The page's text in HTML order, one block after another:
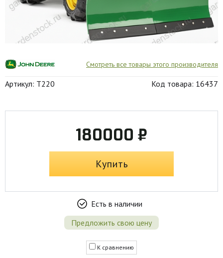
Смотреть все товары этого производителя
Артикул: T220 Код товара: 16437
180000 ₽
Купить
Есть в наличии
Предложить свою цену
К сравнению